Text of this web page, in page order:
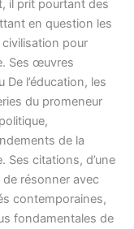
il prit pourtant des
en question les
pour
Ses œuvres
l’éducation, les
du promeneur
de la
Ses citations, d’une
résonner avec
contemporaines,
fondamentales de